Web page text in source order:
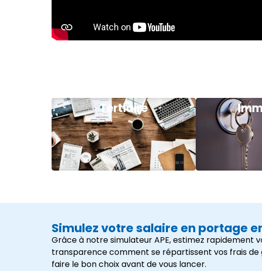
Tertiaire
Simulez votre salaire en portage
Grâce à notre simulateur APE, estimez
transparence comment se répartissent vos frais de
faire le bon choix avant de vous lancer.